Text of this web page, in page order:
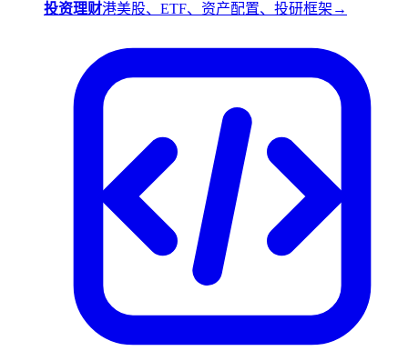
投资理财港美股、ETF、资产配置、投研框架 →